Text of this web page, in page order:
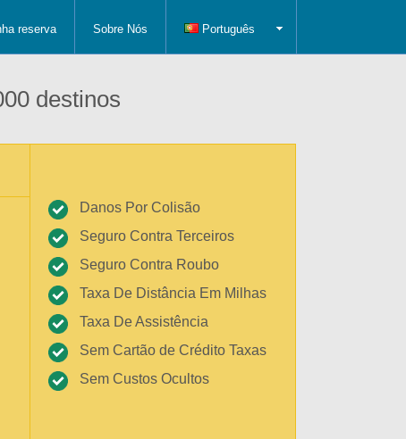
reserva Sobre Nós Português
destinos
Danos Por Colisão
Seguro Contra Terceiros
Seguro Contra Roubo
Taxa De Distância Em Milhas
Taxa De Assistência
Sem Cartão de Crédito Taxas
Sem Custos Ocultos